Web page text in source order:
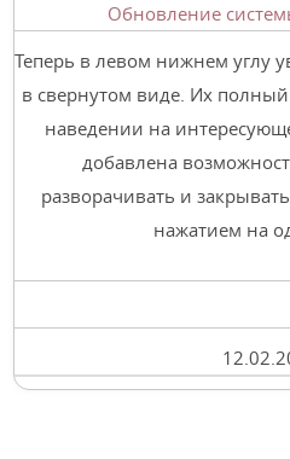
Обновление
Теперь в левом нижнем углу
в свернутом виде. Их
наведении на
добавлена
разворачивать и
нажатием на